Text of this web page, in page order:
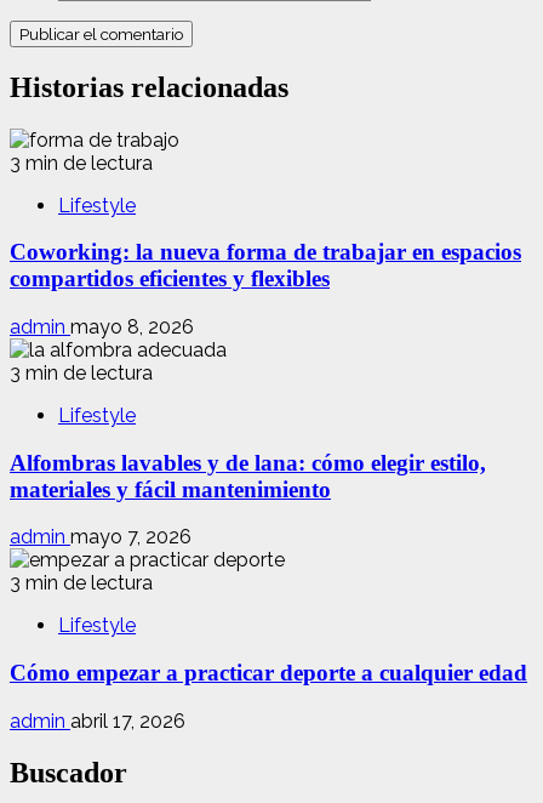
Historias relacionadas
3 min de lectura
Lifestyle
Coworking: la nueva forma de trabajar en espacios
compartidos eficientes y flexibles
admin mayo 8, 2026
3 min de lectura
Lifestyle
Alfombras lavables y de lana: cómo elegir estilo,
materiales y fácil mantenimiento
admin mayo 7, 2026
3 min de lectura
Lifestyle
Cómo empezar a practicar deporte a cualquier edad
admin abril 17, 2026
Buscador